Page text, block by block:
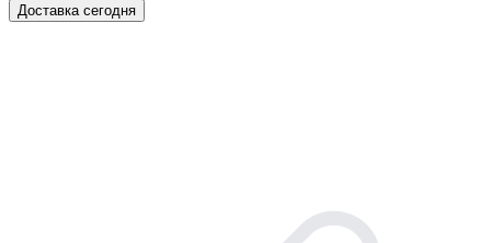
Доставка сегодня